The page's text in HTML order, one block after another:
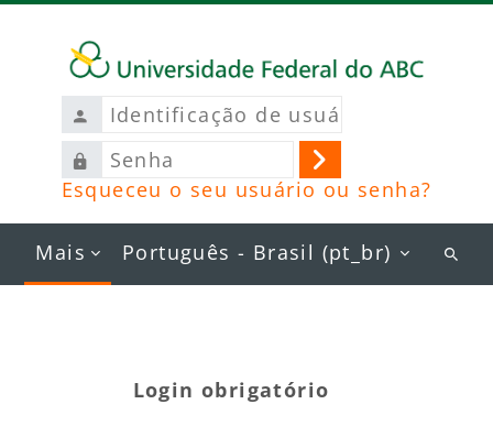
Ir para o conteúdo principal
Identificação
de
usuário
Senha
Acessar
Esqueceu o seu usuário ou senha?
Mais Português - Brasil ‎(pt_br)‎
Login obrigatório